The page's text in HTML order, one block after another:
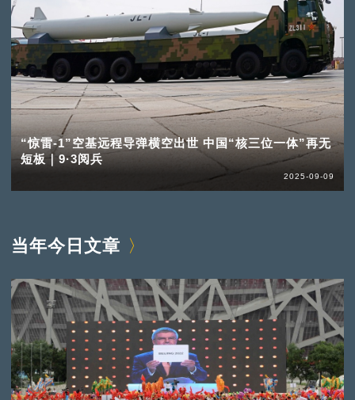
“惊雷-1”空基远程导弹横空出世 中国“核三位一体”再无
短板｜9·3阅兵
2025-09-09
当年今日文章